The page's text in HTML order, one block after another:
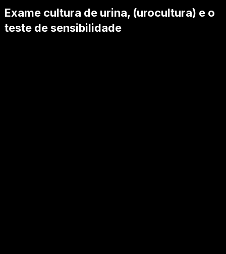
Exame cultura de urina, (urocultura) e o
teste de sensibilidade